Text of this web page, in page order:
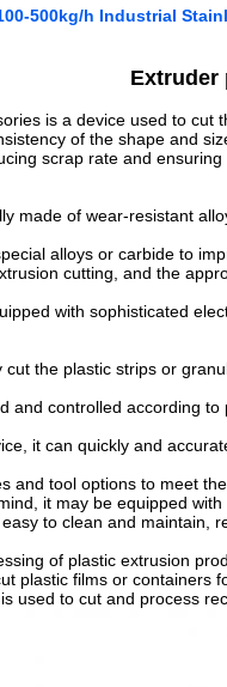
500kg/h Industrial
Extruder
is a device used to
of the shape and
scrap rate and ensuring
made of wear-resistant
alloys or carbide to
cutting, and the
with sophisticated
the plastic strips or
and controlled according
it can quickly and
and tool options to meet
it may be equipped
to clean and maintain,
of plastic extrusion
plastic films or containers
used to cut and process